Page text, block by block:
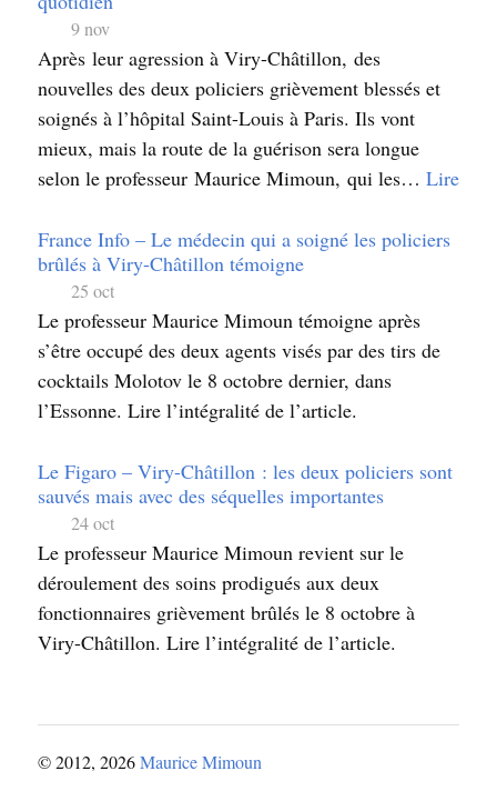
9 nov
Après leur agression à Viry-Châtillon, des
nouvelles des deux policiers grièvement blessés et
soignés à l’hôpital Saint-Louis à Paris. Ils vont
mieux, mais la route de la guérison sera longue
selon le professeur Maurice Mimoun, qui les… Lire
France Info – Le médecin qui a soigné les policiers
brûlés à Viry-Châtillon témoigne
25 oct
Le professeur Maurice Mimoun témoigne après
s’être occupé des deux agents visés par des tirs de
cocktails Molotov le 8 octobre dernier, dans
l’Essonne. Lire l’intégralité de l’article.
Le Figaro – Viry-Châtillon : les deux policiers sont
sauvés mais avec des séquelles importantes
24 oct
Le professeur Maurice Mimoun revient sur le
déroulement des soins prodigués aux deux
fonctionnaires grièvement brûlés le 8 octobre à
Viry-Châtillon. Lire l’intégralité de l’article.
© 2012, 2026Maurice Mimoun